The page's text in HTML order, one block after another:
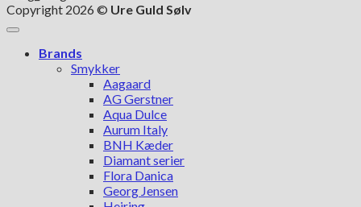
Copyright 2026 © Ure Guld Sølv
Brands
Smykker
Aagaard
AG Gerstner
Aqua Dulce
Aurum Italy
BNH Kæder
Diamant serier
Flora Danica
Georg Jensen